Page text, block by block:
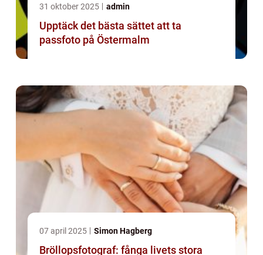
31 oktober 2025 admin
Upptäck det bästa sättet att ta
passfoto på Östermalm
07 april 2025 Simon Hagberg
Bröllopsfotograf: fånga livets stora